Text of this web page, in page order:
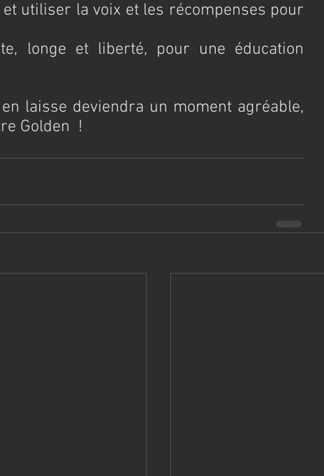
utiliser la voix et les récompenses pour
longe et liberté, pour une éducation
laisse deviendra un moment agréable,
Golden  !